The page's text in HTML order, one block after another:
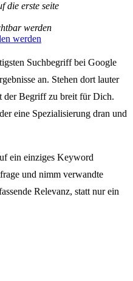
die erste seite
werden
werden
Suchbegriff bei Google
an. Stehen dort lauter
der Begriff zu breit für Dich.
eine Spezialisierung dran und
ein einziges Keyword
und nimm verwandte
Relevanz, statt nur ein